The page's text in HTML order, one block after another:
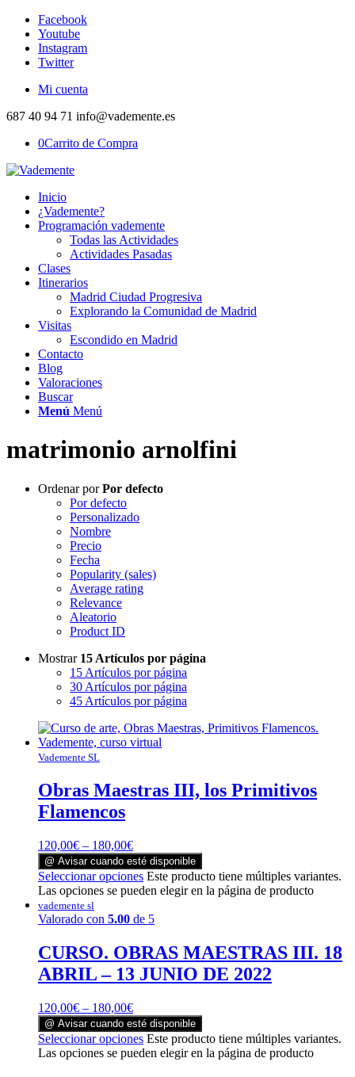
Facebook
Youtube
Instagram
Twitter
Mi cuenta
687 40 94 71 info@vademente.es
0Carrito de Compra
Inicio
¿Vademente?
Programación vademente
Todas las Actividades
Actividades Pasadas
Clases
Itinerarios
Madrid Ciudad Progresiva
Explorando la Comunidad de Madrid
Visitas
Escondido en Madrid
Contacto
Blog
Valoraciones
Buscar
Menú Menú
matrimonio arnolfini
Ordenar porPor defecto
Por defecto
Personalizado
Nombre
Precio
Fecha
Popularity (sales)
Average rating
Relevance
Aleatorio
Product ID
Mostrar 15 Artículos por página
15 Artículos por página
30 Artículos por página
45 Artículos por página
Vademente SL
Obras Maestras III, los Primitivos
Flamencos
120,00€ – 180,00€
@ Avisar cuando esté disponible
Seleccionar opciones Este producto tiene múltiples variantes.
Las opciones se pueden elegir en la página de producto
vademente sl
Valorado con 5.00 de 5
CURSO. OBRAS MAESTRAS III. 18
ABRIL – 13 JUNIO DE 2022
120,00€ – 180,00€
@ Avisar cuando esté disponible
Seleccionar opciones Este producto tiene múltiples variantes.
Las opciones se pueden elegir en la página de producto